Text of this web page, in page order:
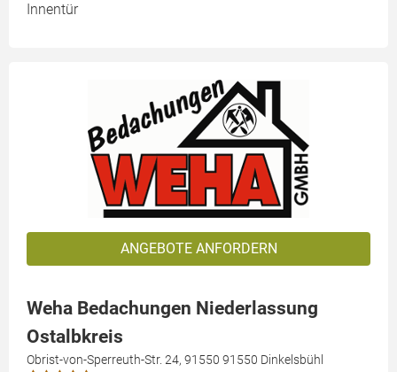
Innentür
ANGEBOTE ANFORDERN
Weha Bedachungen Niederlassung
Ostalbkreis
Obrist-von-Sperreuth-Str. 24, 91550 91550 Dinkelsbühl